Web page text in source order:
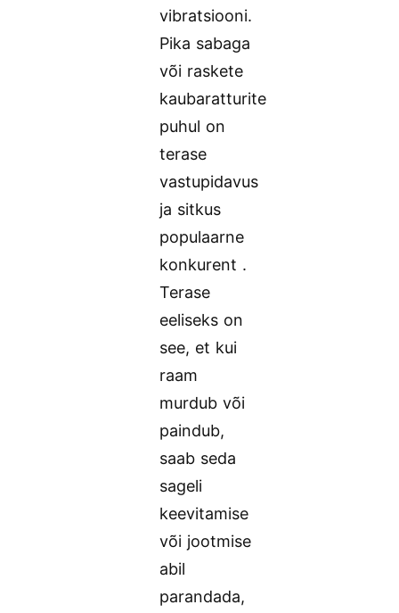
vibratsiooni.
Pika sabaga
või raskete
kaubaratturite
puhul on
terase
vastupidavus
ja sitkus
populaarne
konkurent .
Terase
eeliseks on
see, et kui
raam
murdub või
paindub,
saab seda
sageli
keevitamise
või jootmise
abil
parandada,